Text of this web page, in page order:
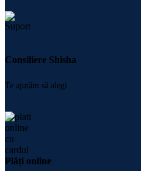
Consiliere Shisha
Te ajutăm să alegi
Plăți online